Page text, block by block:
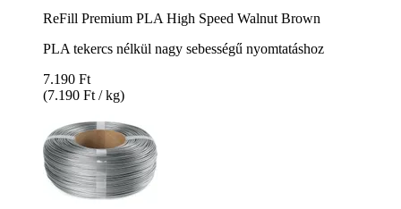
ReFill Premium PLA High Speed Walnut Brown
PLA tekercs nélkül nagy sebességű nyomtatáshoz
7.190 Ft
(7.190 Ft / kg)